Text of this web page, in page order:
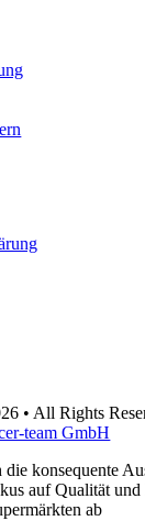
• All Rights
team GmbH
konsequente
auf Qualität
ab